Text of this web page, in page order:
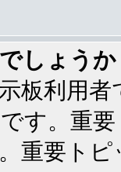
しょうか
板利用
す。重
重要ト